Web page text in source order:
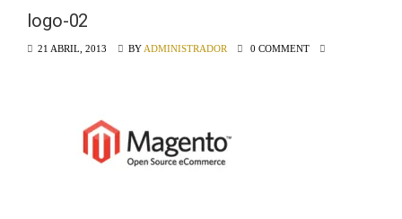
logo-02
21 ABRIL, 2013 BY ADMINISTRADOR 0 COMMENT